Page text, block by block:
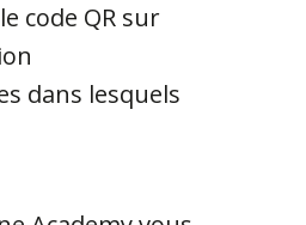
code QR sur
dans lesquels